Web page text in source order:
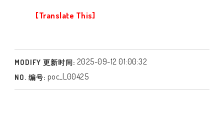
[Translate This]
MODIFY 更新时间: 2025-09-12 01:00:32
NO. 编号: poc_l_00425